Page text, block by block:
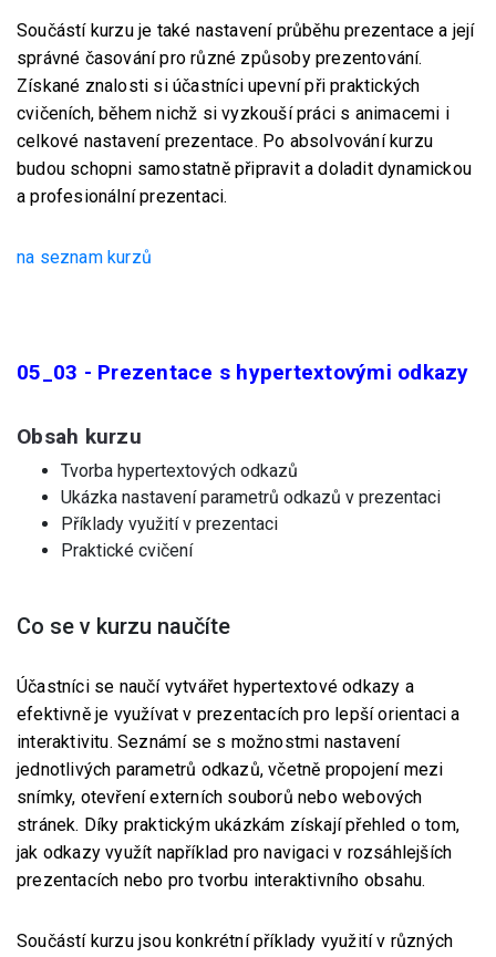
Součástí kurzu je také nastavení průběhu prezentace a její
správné časování pro různé způsoby prezentování.
Získané znalosti si účastníci upevní při praktických
cvičeních, během nichž si vyzkouší práci s animacemi i
celkové nastavení prezentace. Po absolvování kurzu
budou schopni samostatně připravit a doladit dynamickou
a profesionální prezentaci.
na seznam kurzů
05_03 - Prezentace s hypertextovými odkazy
Obsah kurzu
Tvorba hypertextových odkazů
Ukázka nastavení parametrů odkazů v prezentaci
Příklady využití v prezentaci
Praktické cvičení
Co se v kurzu naučíte
Účastníci se naučí vytvářet hypertextové odkazy a
efektivně je využívat v prezentacích pro lepší orientaci a
interaktivitu. Seznámí se s možnostmi nastavení
jednotlivých parametrů odkazů, včetně propojení mezi
snímky, otevření externích souborů nebo webových
stránek. Díky praktickým ukázkám získají přehled o tom,
jak odkazy využít například pro navigaci v rozsáhlejších
prezentacích nebo pro tvorbu interaktivního obsahu.
Součástí kurzu jsou konkrétní příklady využití v různých